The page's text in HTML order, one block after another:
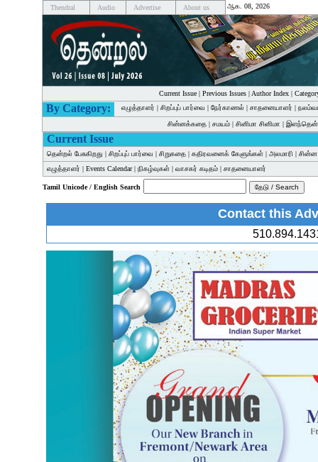
Thendral Audio Advertise About us ஆக. 08, 2026
Current Issue| Previous Issues| Author Index|
By Category: எழுத்தாளர் | சிறப்புப் பார்வை | நேர்காணல் | சாதனையாளர் |
சின்னக்கதை | சமயம் | சினிமா சினிமா |
Current Issue
தென்றல் பேசுகிறது | சிறப்புப் பார்வை | சிறுகதை | கதிரவனைக் கேளுங்கள் | அலமாரி |
எழுத்தாளர் | Events Calendar| நிகழ்வுகள் | வாசகர் கடிதம் | சாதனையாளர்
Tamil Unicode / English Search
Contact this